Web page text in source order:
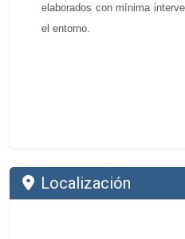
elaborados con mínima
el entorno.
Localización